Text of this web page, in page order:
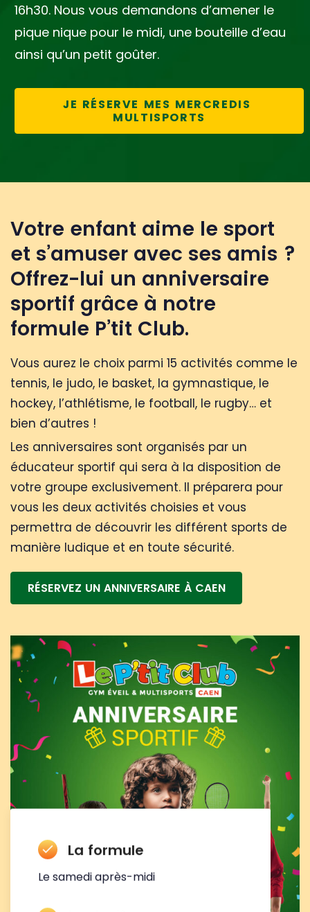
16h30. Nous vous demandons d’amener le
pique nique pour le midi, une bouteille d’eau
ainsi qu’un petit goûter.
JE RÉSERVE MES MERCREDIS
MULTISPORTS
Votre enfant aime le sport
et s’amuser avec ses amis ?
Offrez-lui un anniversaire
sportif grâce à notre
formule P’tit Club.
Vous aurez le choix parmi 15 activités comme le
tennis, le judo, le basket, la gymnastique, le
hockey, l’athlétisme, le football, le rugby… et
bien d’autres !
Les anniversaires sont organisés par un
éducateur sportif qui sera à la disposition de
votre groupe exclusivement. Il préparera pour
vous les deux activités choisies et vous
permettra de découvrir les différent sports de
manière ludique et en toute sécurité.
RÉSERVEZ UN ANNIVERSAIRE À CAEN
La formule
Le samedi après-midi